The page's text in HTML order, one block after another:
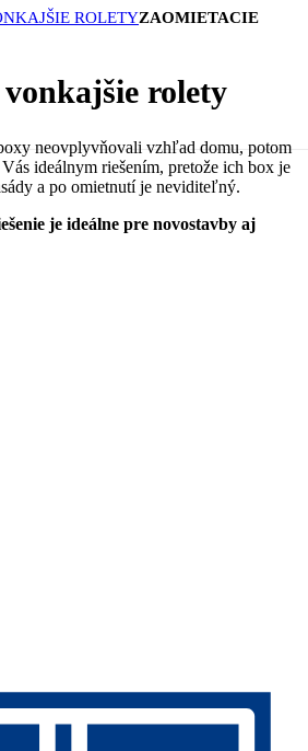
ROLETYZAOMIETACIE
rolety
neovplyvňovali vzhľad domu, potom
ideálnym riešením, pretože ich box je
a po omietnutí je neviditeľný.
je ideálne pre novostavby aj